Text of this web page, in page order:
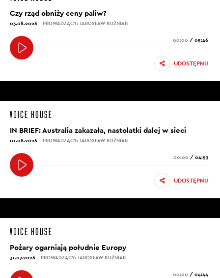
Czy rząd obniży ceny paliw?
03.08.2026 PROWADZĄCY: JAROSŁAW KUŹNIAR
00:00 / 05:46
UDOSTĘPNIJ
IN BRIEF: Australia zakazała, nastolatki dalej w sieci
01.08.2026 PROWADZĄCY: JAROSŁAW KUŹNIAR
00:00 / 04:53
UDOSTĘPNIJ
Pożary ogarniają południe Europy
31.07.2026 PROWADZĄCY: JAROSŁAW KUŹNIAR
00:00 / 04:44